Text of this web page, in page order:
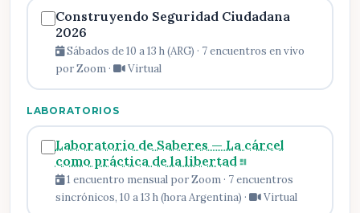
Construyendo Seguridad Ciudadana
2026
Sábados de 10 a 13 h (ARG) · 7 encuentros en vivo
por Zoom ·
Virtual
LABORATORIOS
Laboratorio de Saberes — La cárcel
como práctica de la libertad
1 encuentro mensual por Zoom · 7 encuentros
sincrónicos, 10 a 13 h (hora Argentina) ·
Virtual